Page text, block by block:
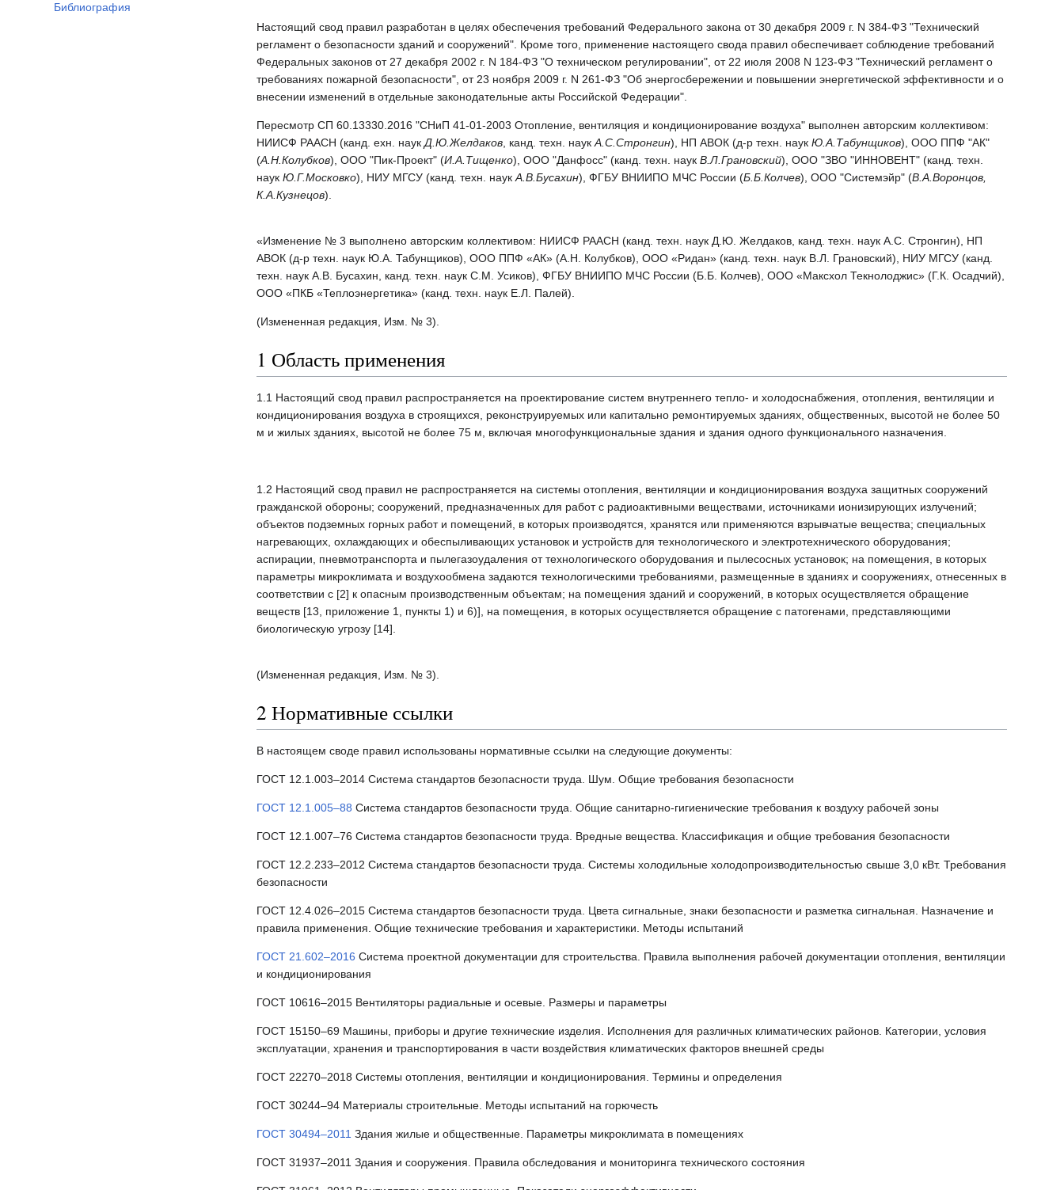
Библиография
Настоящий свод правил разработан в целях обеспечения требований Федерального закона от 30 декабря 2009 г. N 384-ФЗ "Технический
регламент о безопасности зданий и сооружений". Кроме того, применение настоящего свода правил обеспечивает соблюдение требований
Федеральных законов от 27 декабря 2002 г. N 184-ФЗ "О техническом регулировании", от 22 июля 2008 N 123-ФЗ "Технический регламент о
требованиях пожарной безопасности", от 23 ноября 2009 г. N 261-ФЗ "Об энергосбережении и повышении энергетической эффективности и о
внесении изменений в отдельные законодательные акты Российской Федерации".
Пересмотр СП 60.13330.2016 "СНиП 41-01-2003 Отопление, вентиляция и кондиционирование воздуха" выполнен авторским коллективом:
НИИСФ РААСН (канд. ехн. наук Д.Ю.Желдаков , канд. техн. наук А.С.Стронгин), НП АВОК (д-р техн. наук Ю.А.Табунщиков), ООО ППФ "АК"
(А.Н.Колубков), ООО "Пик-Проект" (И.А.Тищенко), ООО "Данфосс" (канд. техн. наук В.Л.Грановский), ООО "ЗВО "ИННОВЕНТ" (канд. техн.
наук Ю.Г.Московко), НИУ МГСУ (канд. техн. наук А.В.Бусахин), ФГБУ ВНИИПО МЧС России (Б.Б.Колчев), ООО "Системэйр" (В.А.Воронцов,
К.А.Кузнецов).
«Изменение № 3 выполнено авторским коллективом: НИИСФ РААСН (канд. техн. наук Д.Ю. Желдаков, канд. техн. наук А.С. Стронгин), НП
АВОК (д-р техн. наук Ю.А. Табунщиков), ООО ППФ «АК» (А.Н. Колубков), ООО «Ридан» (канд. техн. наук В.Л. Грановский), НИУ МГСУ (канд.
техн. наук А.В. Бусахин, канд. техн. наук С.М. Усиков), ФГБУ ВНИИПО МЧС России (Б.Б. Колчев), ООО «Максхол Текнолоджис» (Г.К. Осадчий),
ООО «ПКБ «Теплоэнергетика» (канд. техн. наук Е.Л. Палей).
(Измененная редакция, Изм. № 3).
1 Область применения
1.1 Настоящий свод правил распространяется на проектирование систем внутреннего тепло- и холодоснабжения, отопления, вентиляции и
кондиционирования воздуха в строящихся, реконструируемых или капитально ремонтируемых зданиях, общественных, высотой не более 50
м и жилых зданиях, высотой не более 75 м, включая многофункциональные здания и здания одного функционального назначения.
1.2 Настоящий свод правил не распространяется на системы отопления, вентиляции и кондиционирования воздуха защитных сооружений
гражданской обороны; сооружений, предназначенных для работ с радиоактивными веществами, источниками ионизирующих излучений;
объектов подземных горных работ и помещений, в которых производятся, хранятся или применяются взрывчатые вещества; специальных
нагревающих, охлаждающих и обеспыливающих установок и устройств для технологического и электротехнического оборудования;
аспирации, пневмотранспорта и пылегазоудаления от технологического оборудования и пылесосных установок; на помещения, в которых
параметры микроклимата и воздухообмена задаются технологическими требованиями, размещенные в зданиях и сооружениях, отнесенных в
соответствии с [2] к опасным производственным объектам; на помещения зданий и сооружений, в которых осуществляется обращение
веществ [13, приложение 1, пункты 1) и 6)], на помещения, в которых осуществляется обращение с патогенами, представляющими
биологическую угрозу [14].
(Измененная редакция, Изм. № 3).
2 Нормативные ссылки
В настоящем своде правил использованы нормативные ссылки на следующие документы:
ГОСТ 12.1.003–2014 Система стандартов безопасности труда. Шум. Общие требования безопасности
ГОСТ 12.1.005–88 Система стандартов безопасности труда. Общие санитарно-гигиенические требования к воздуху рабочей зоны
ГОСТ 12.1.007–76 Система стандартов безопасности труда. Вредные вещества. Классификация и общие требования безопасности
ГОСТ 12.2.233–2012 Система стандартов безопасности труда. Системы холодильные холодопроизводительностью свыше 3,0 кВт. Требования
безопасности
ГОСТ 12.4.026–2015 Система стандартов безопасности труда. Цвета сигнальные, знаки безопасности и разметка сигнальная. Назначение и
правила применения. Общие технические требования и характеристики. Методы испытаний
ГОСТ 21.602–2016 Система проектной документации для строительства. Правила выполнения рабочей документации отопления, вентиляции
и кондиционирования
ГОСТ 10616–2015 Вентиляторы радиальные и осевые. Размеры и параметры
ГОСТ 15150–69 Машины, приборы и другие технические изделия. Исполнения для различных климатических районов. Категории, условия
эксплуатации, хранения и транспортирования в части воздействия климатических факторов внешней среды
ГОСТ 22270–2018 Системы отопления, вентиляции и кондиционирования. Термины и определения
ГОСТ 30244–94 Материалы строительные. Методы испытаний на горючесть
ГОСТ 30494–2011 Здания жилые и общественные. Параметры микроклимата в помещениях
ГОСТ 31937–2011 Здания и сооружения. Правила обследования и мониторинга технического состояния